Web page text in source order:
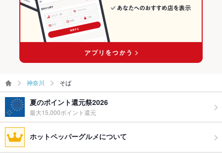
神奈川 そば
夏のポイント還元祭2026
最大15,000ポイント還元
ホットペッパーグルメについて